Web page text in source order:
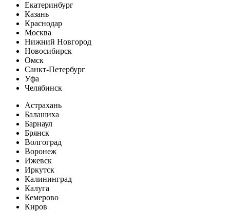
Екатеринбург
Казань
Краснодар
Москва
Нижний Новгород
Новосибирск
Омск
Санкт-Петербург
Уфа
Челябинск
Астрахань
Балашиха
Барнаул
Брянск
Волгоград
Воронеж
Ижевск
Иркутск
Калининград
Калуга
Кемерово
Киров